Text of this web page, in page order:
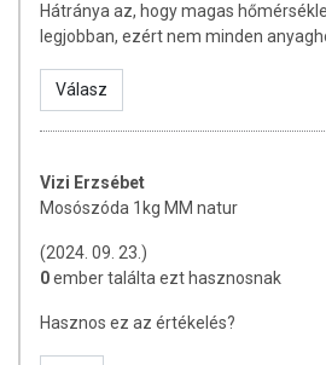
Hátránya az, hogy magas
legjobban, ezért nem minden
Válasz
Vizi Erzsébet
Mosószóda 1kg MM natur
(2024. 09. 23.)
0ember találta ezt hasznosnak
Hasznos ez az értékelés?